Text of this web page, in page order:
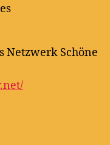
Netzwerk Schöne